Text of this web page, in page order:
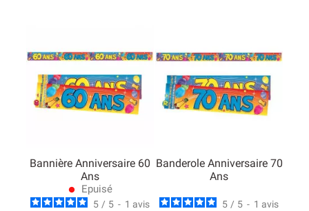
Bannière Anniversaire 60
Ans
lens Epuisé
5 / 5 - 1 avis
Banderole Anniversaire 70
Ans
5 / 5 - 1 avis